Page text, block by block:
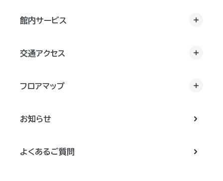
館内サービス
交通アクセス
フロアマップ
お知らせ
よくあるご質問